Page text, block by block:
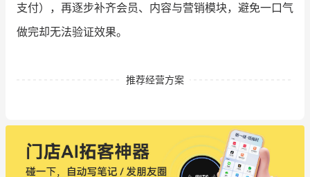
支付），再逐步补齐会员、内容与营销模块，避免一口气
做完却无法验证效果。
推荐经营方案